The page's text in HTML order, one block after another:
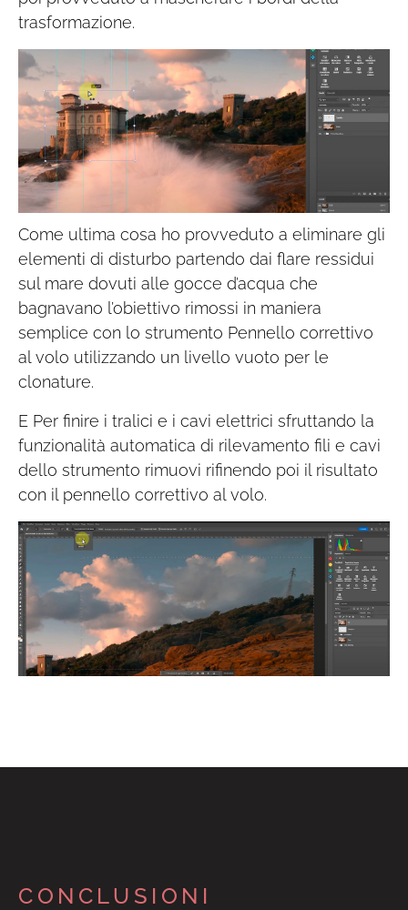
trasformazione.
Come ultima cosa ho provveduto a eliminare gli
elementi di disturbo partendo dai flare ressidui
sul mare dovuti alle gocce d’acqua che
bagnavano l’obiettivo rimossi in maniera
semplice con lo strumento Pennello correttivo
al volo utilizzando un livello vuoto per le
clonature.
E Per finire i tralici e i cavi elettrici sfruttando la
funzionalità automatica di rilevamento fili e cavi
dello strumento rimuovi rifinendo poi il risultato
con il pennello correttivo al volo.
CONCLUSIONI